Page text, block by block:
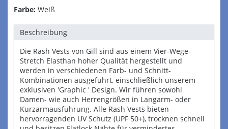
Farbe: Weiß
Beschreibung
Die Rash Vests von Gill sind aus einem Vier-Wege-
Stretch Elasthan hoher Qualität hergestellt und
werden in verschiedenen Farb- und Schnitt-
Kombinationen ausgeführt, einschließlich unserem
exklusiven 'Graphic ' Design. Wir führen sowohl
Damen- wie auch Herrengrößen in Langarm- oder
Kurzarmausführung. Alle Rash Vests bieten
hervorragenden UV Schutz (UPF 50+), trocknen schnell